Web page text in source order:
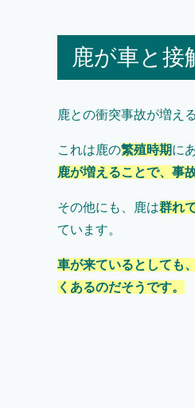
鹿が車と接
鹿との衝突事故が増え
これは鹿の繁殖時期に
鹿が増えることで、事
その他にも、鹿は群れ
ています。
車が来ているとしても
くあるのだそうです。